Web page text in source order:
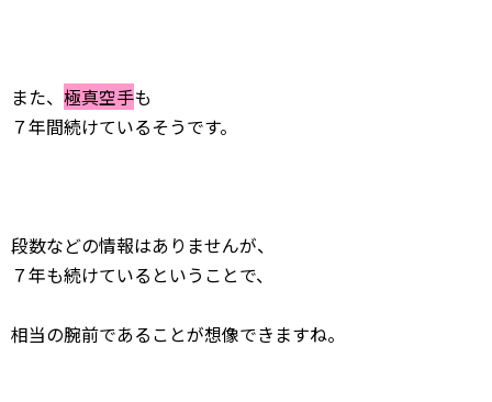
また、 極真空手も
７年間続けているそうです。
段数などの情報はありませんが、
７年も続けているということで、
相当の腕前であることが想像できますね。